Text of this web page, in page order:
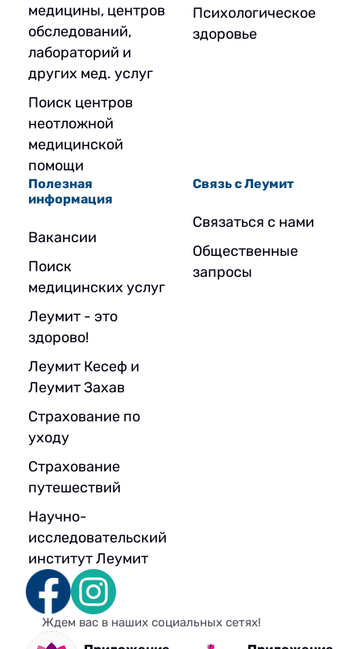
медицины, центров
обследований,
лабораторий и
других мед. услуг
Поиск центров
неотложной
медицинской
помощи
Психологическое
здоровье
Полезная
информация
Вакансии
Поиск
медицинских услуг
Леумит - это
здорово!
Леумит Кесеф и
Леумит Захав
Страхование по
уходу
Страхование
путешествий
Научно-
исследовательский
институт Леумит
Связь с Леумит
Связаться с нами
Общественные
запросы
Ждем вас в наших социальных сетях!